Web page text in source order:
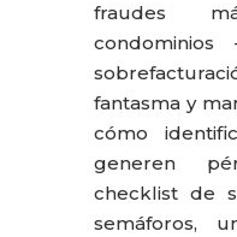
fraudes
fantasma y
cómo
generen
checklist de
semáforos,